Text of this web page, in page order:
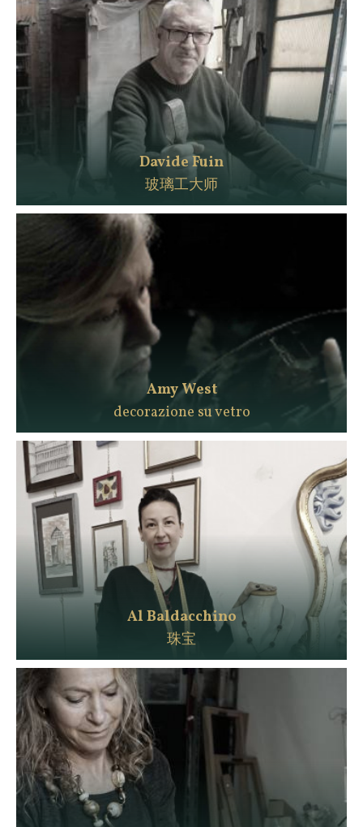
Davide Fuin
玻璃工大师
Amy West
decorazione su vetro
Al Baldacchino
珠宝